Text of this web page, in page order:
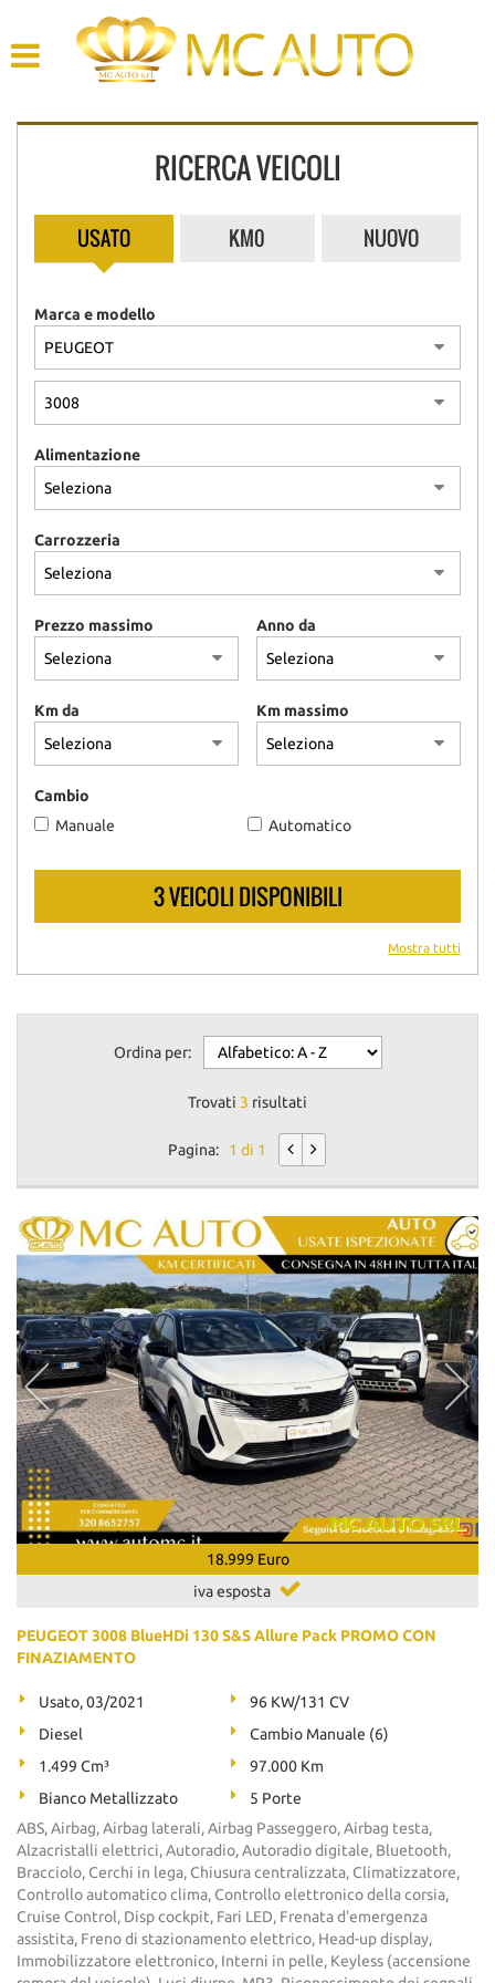
ACQUISTIAMO USATO
CONTATTI
RICERCA VEICOLI
USATO KM0 NUOVO
Marca e modello
Alimentazione
Carrozzeria
Prezzo massimo Anno da
Km da Km massimo
Cambio
Manuale
Automatico
3 VEICOLI DISPONIBILI
Mostra tutti
Ordina per:
Trovati 3 risultati
Pagina: 1 di 1
18.999 Euro
iva esposta
PEUGEOT 3008 BlueHDi 130 S&S Allure Pack PROMO CON
FINAZIAMENTO
Usato, 03/2021
96 KW/131 CV
Diesel
Cambio Manuale (6)
1.499 Cm³
97.000 Km
Bianco Metallizzato
5 Porte
ABS, Airbag, Airbag laterali, Airbag Passeggero, Airbag testa,
Alzacristalli elettrici, Autoradio, Autoradio digitale, Bluetooth,
Bracciolo, Cerchi in lega, Chiusura centralizzata, Climatizzatore,
Controllo automatico clima, Controllo elettronico della corsia,
Cruise Control, Disp cockpit, Fari LED, Frenata d'emergenza
assistita, Freno di stazionamento elettrico, Head-up display,
Immobilizzatore elettronico, Interni in pelle, Keyless (accensione